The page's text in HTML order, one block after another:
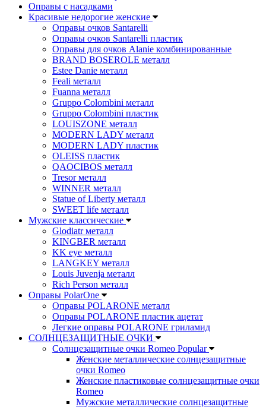
Оправы с насадками
Красивые недорогие женские
Оправы очков Santarelli
Оправы очков Santarelli пластик
Оправы для очков Alanie комбинированные
BRAND BOSEROLE металл
Estee Danie металл
Feali металл
Fuanna металл
Gruppo Colombini металл
Gruppo Colombini пластик
LOUISZONE металл
MODERN LADY металл
MODERN LADY пластик
OLEISS пластик
QAOCIBOS металл
Tresor металл
WINNER металл
Statue of Liberty металл
SWEET life металл
Мужские классические
Glodiatr металл
KINGBER металл
KK eye металл
LANGKEY металл
Louis Juvenja металл
Rich Person металл
Оправы PolarOne
Оправы POLARONE металл
Оправы POLARONE пластик ацетат
Легкие оправы POLARONE гриламид
СОЛНЦЕЗАЩИТНЫЕ ОЧКИ
Солнцезащитные очки Romeo Popular
Женские металлические солнцезащитные
очки Romeo
Женские пластиковые солнцезащитные очки
Romeo
Мужские металлические солнцезащитные